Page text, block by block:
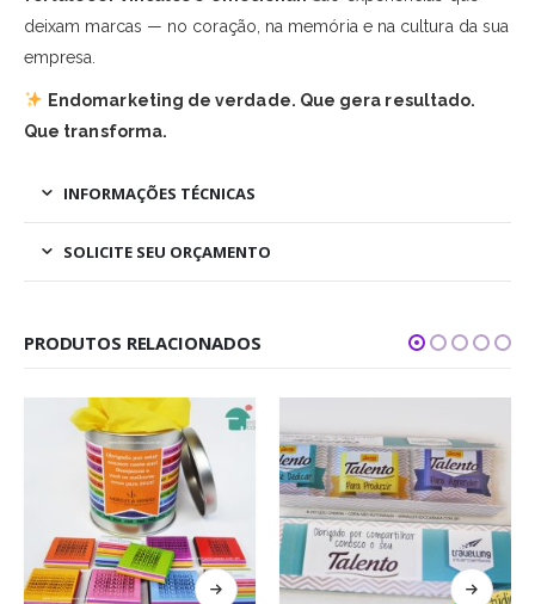
deixam marcas — no coração, na memória e na cultura da sua
empresa.
Endomarketing de verdade. Que gera resultado.
Que transforma.
INFORMAÇÕES TÉCNICAS
SOLICITE SEU ORÇAMENTO
PRODUTOS RELACIONADOS